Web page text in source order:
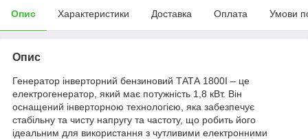
Опис Характеристики Доставка Оплата Умови
Опис
Генератор інверторний бензиновий ТАТА 1800I – це
електрогенератор, який має потужність 1,8 кВт. Він
оснащений інверторною технологією, яка забезпечує
стабільну та чисту напругу та частоту, що робить його
ідеальним для використання з чутливими електронними